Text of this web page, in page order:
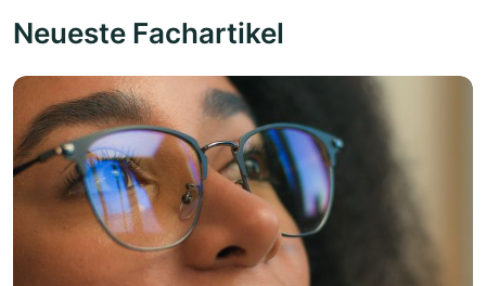
Neueste Fachartikel